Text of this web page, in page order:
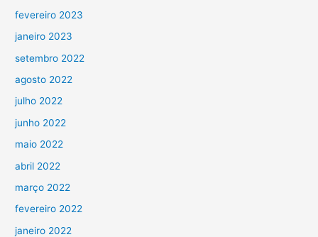
fevereiro 2023
janeiro 2023
setembro 2022
agosto 2022
julho 2022
junho 2022
maio 2022
abril 2022
março 2022
fevereiro 2022
janeiro 2022